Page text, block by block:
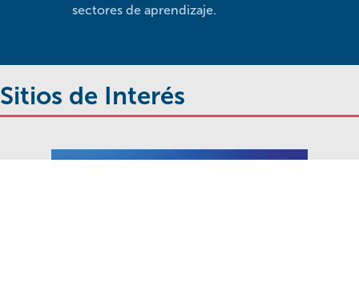
sectores de aprendizaje.
Sitios de Interés